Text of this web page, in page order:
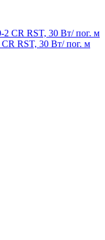
RST, 30 Вт/ пог. м